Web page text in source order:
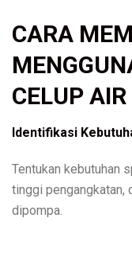
CARA
CELUP
Identifikasi
Tentukan kebutuhan
tinggi pengangkatan,
dipompa.